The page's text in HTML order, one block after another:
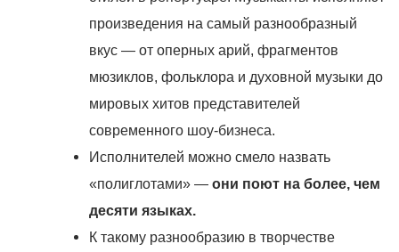
произведения на самый разнообразный
вкус — от оперных арий, фрагментов
мюзиклов, фольклора и духовной музыки до
мировых хитов представителей
современного шоу-бизнеса.
Исполнителей можно смело назвать
«полиглотами» — они поют на более, чем
десяти языках.
К такому разнообразию в творчестве